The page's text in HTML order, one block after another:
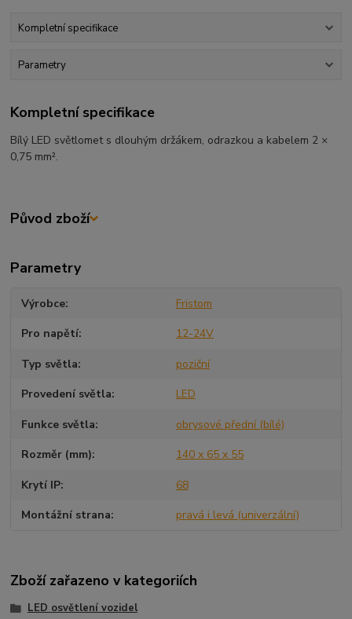
Kompletní specifikace
Parametry
Kompletní specifikace
Bílý LED světlomet s dlouhým držákem, odrazkou a kabelem 2 ×
0,75 mm².
Původ zboží
Parametry
Výrobce Fristom
Pro napětí 12-24V
Typ světla poziční
Provedení světla LED
Funkce světla obrysové přední (bílé)
Rozměr (mm) 140 x 65 x 55
Krytí IP 68
Montážní strana pravá i levá (univerzální)
Zboží zařazeno v kategoriích
LED osvětlení vozidel